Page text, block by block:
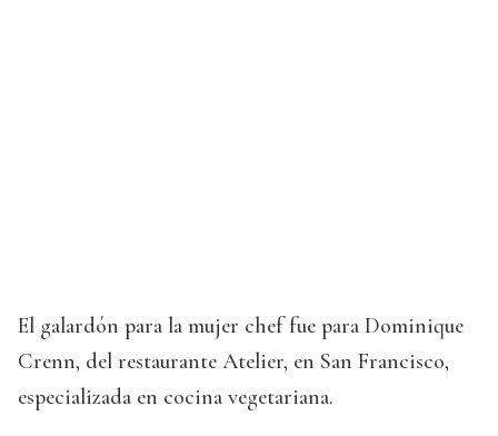
El galardón para la mujer chef fue para Dominique
Crenn, del restaurante Atelier, en San Francisco,
especializada en cocina vegetariana.